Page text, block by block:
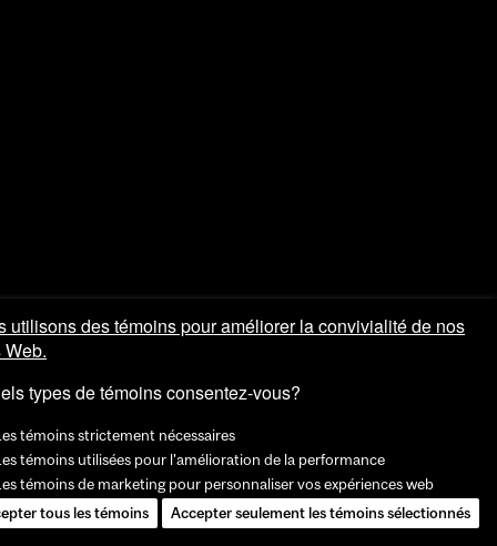
utilisons des témoins pour améliorer la convivialité de nos
types de témoins consentez-vous?
témoins strictement nécessaires
témoins utilisées pour l'amélioration de la performance
témoins de marketing pour personnaliser vos expériences web
tous les témoins
Accepter seulement les témoins sélectionnés